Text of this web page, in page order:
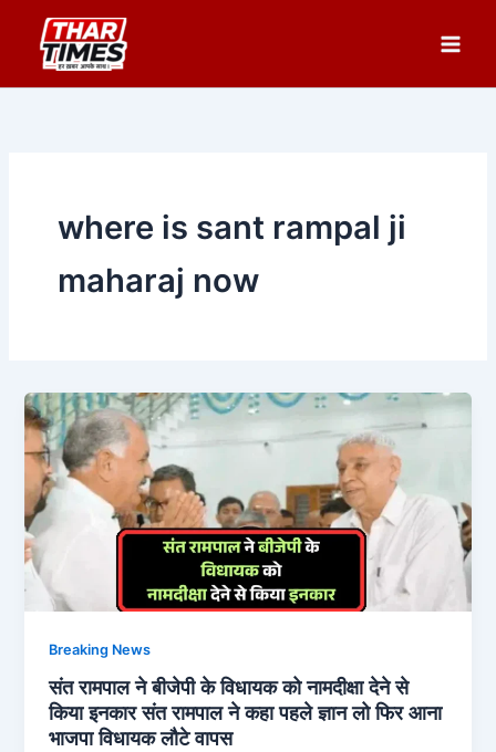
content
where is sant rampal ji
maharaj now
Breaking News
संत रामपाल ने बीजेपी के विधायक को नामदीक्षा देने से
किया इनकार संत रामपाल ने कहा पहले ज्ञान लो फिर आना
भाजपा विधायक लौटे वापस